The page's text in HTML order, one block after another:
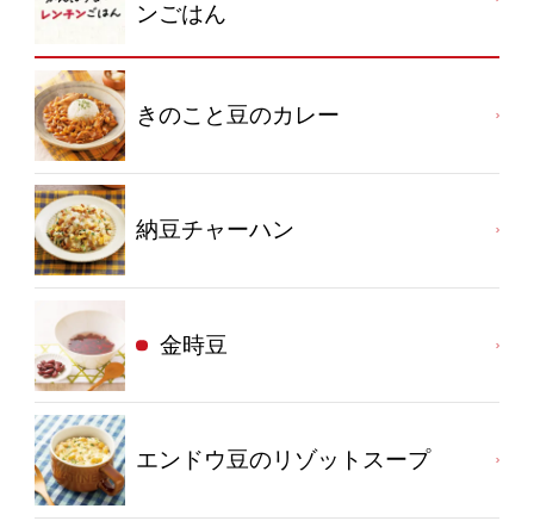
ンごはん
きのこと豆のカレー
納豆チャーハン
金時豆
エンドウ豆のリゾットスープ